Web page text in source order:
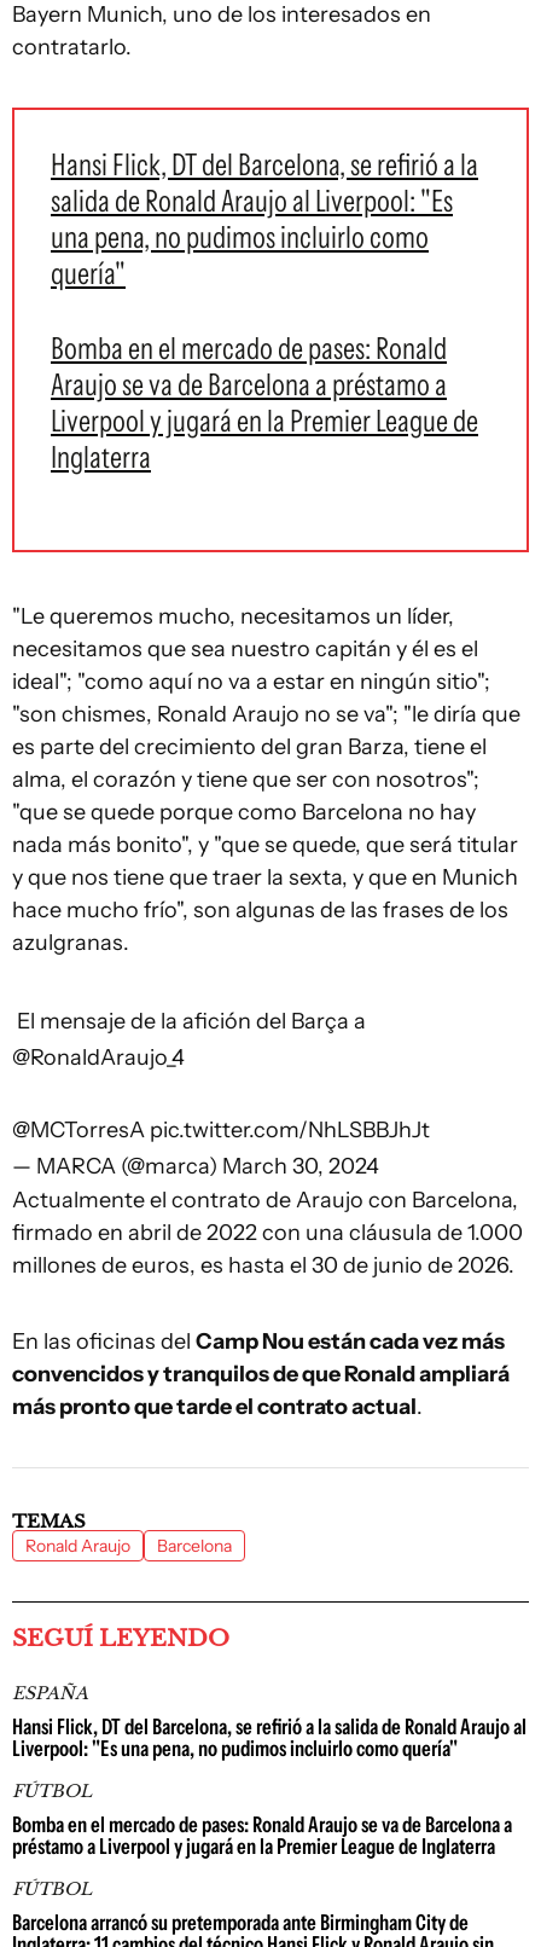
Bayern Munich, uno de los interesados en
contratarlo.
Hansi Flick, DT del Barcelona, se refirió a la
salida de Ronald Araujo al Liverpool: "Es
una pena, no pudimos incluirlo como
quería"
Bomba en el mercado de pases: Ronald
Araujo se va de Barcelona a préstamo a
Liverpool y jugará en la Premier League de
Inglaterra
"Le queremos mucho, necesitamos un líder,
necesitamos que sea nuestro capitán y él es el
ideal"; "como aquí no va a estar en ningún sitio";
"son chismes, Ronald Araujo no se va"; "le diría que
es parte del crecimiento del gran Barza, tiene el
alma, el corazón y tiene que ser con nosotros";
"que se quede porque como Barcelona no hay
nada más bonito", y "que se quede, que será titular
y que nos tiene que traer la sexta, y que en Munich
hace mucho frío", son algunas de las frases de los
azulgranas.
️ El mensaje de la afición del Barça a
@RonaldAraujo_4
@MCTorresA pic.twitter.com/NhLSBBJhJt
— MARCA (@marca) March 30, 2024
Actualmente el contrato de Araujo con Barcelona,
firmado en abril de 2022 con una cláusula de 1.000
millones de euros, es hasta el 30 de junio de 2026.
En las oficinas del Camp Nou están cada vez más
convencidos y tranquilos de que Ronald ampliará
más pronto que tarde el contrato actual.
TEMAS
Ronald Araujo Barcelona
SEGUÍ LEYENDO
ESPAÑA
Hansi Flick, DT del Barcelona, se refirió a la salida de Ronald Araujo al
Liverpool: "Es una pena, no pudimos incluirlo como quería"
FÚTBOL
Bomba en el mercado de pases: Ronald Araujo se va de Barcelona a
préstamo a Liverpool y jugará en la Premier League de Inglaterra
FÚTBOL
Barcelona arrancó su pretemporada ante Birmingham City de